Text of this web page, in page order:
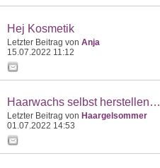
Hej Kosmetik
Letzter Beitrag von Anja
15.07.2022 11:12
Haarwachs selbst herstellen…
Letzter Beitrag von Haargelsommer
01.07.2022 14:53